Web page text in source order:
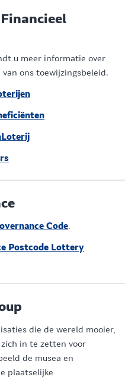
u meer informatie over
ons toewijzingsbeleid.
Code.
Postcode Lottery
die de wereld mooier,
in te zetten voor
de musea en
plaatselijke